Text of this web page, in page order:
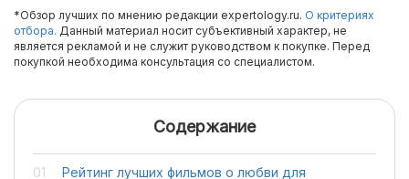
*Обзор лучших по мнению редакции expertology.ru. О критериях
отбора. Данный материал носит субъективный характер, не
является рекламой и не служит руководством к покупке. Перед
покупкой необходима консультация со специалистом.
Содержание
Рейтинг лучших фильмов о любви для